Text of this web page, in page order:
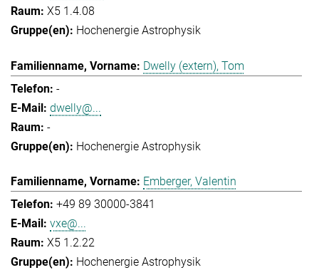
X5 1.4.08
Hochenergie Astrophysik
Dwelly (extern), Tom
-
dwelly@...
-
Hochenergie Astrophysik
Emberger, Valentin
+49 89 30000-3841
vxe@...
X5 1.2.22
Hochenergie Astrophysik